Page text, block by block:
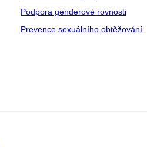
Podpora genderové rovnosti
Prevence sexuálního obtěžování